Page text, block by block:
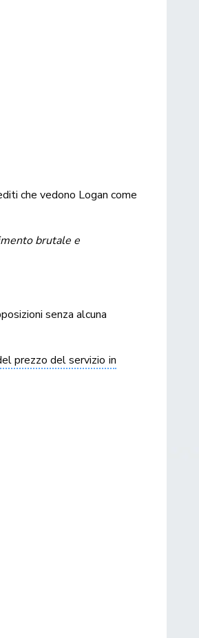
che vedono Logan come
brutale e
senza alcuna
prezzo del servizio in